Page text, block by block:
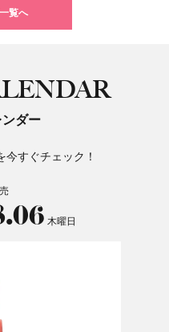
覧へ
ンダー
すぐチェック！
木曜日